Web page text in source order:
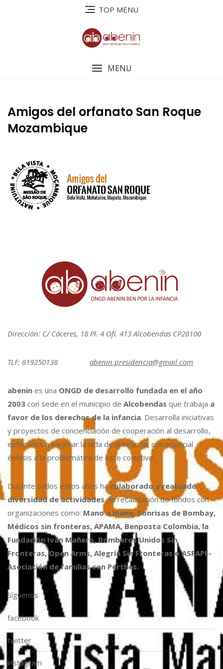
TOP MENU
MENU
Amigos del orfanato San Roque
Mozambique
Dirección: C/ Cáceres, 18 Pl. 4 Ofi. 413 Alcobendas CP28100
TLF: 619250138 abenin.presidencia@gmail.com
abenin es una ONGD de desarrollo fundada en el año
2003 con sede en el municipio de Alcobendas que trabaja a
favor de los derechos de la infancia. Desarrolla iniciativas
y proyectos de concienciación de cooperación al desarrollo,
enfocados a mejorar la vida de la infancia, con especial
énfasis a la problemática de este colectivo.
Durante todos estos años hacolaborado y realizado
diversidad de actividadesde recaudación de fondos con
organizaciones como: Mano a mano, Sonrisas de Bombay,
Médicos sin fronteras, APAMA, Benposta Colombia, la
Fundación Iván Mañero, Bomberos Unidos Sin
Fronteras, Open Arms, Alegría Sin Fronteras o ASFAPE-
Asociación de familias con Perthes.
Síguenos
facebook
twitter
instagram